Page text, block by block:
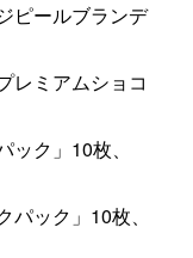
ピールブランデ
レミアムショコ
ク」10枚、
ック」10枚、